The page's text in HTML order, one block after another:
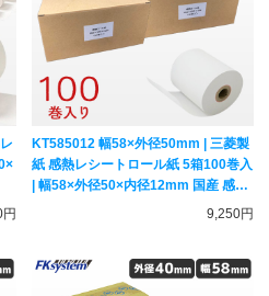
KT585012 幅58×外径50mm | 三菱製
紙 感熱レシートロール紙 5箱100巻入
| 幅58×外径50×内径12mm 国産 感熱
紙 サーマルペーパー アルコールチェ
9,250円